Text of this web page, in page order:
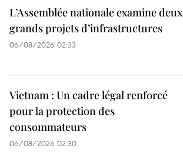
L’Assemblée nationale examine deux
grands projets d’infrastructures
06/08/2026 02:33
Vietnam : Un cadre légal renforcé
pour la protection des
consommateurs
06/08/2026 02:30